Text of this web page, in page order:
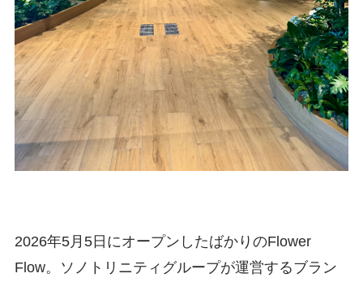
2026年5月5日にオープンしたばかりのFlower
Flow。ソノトリニティグループが運営するブラン